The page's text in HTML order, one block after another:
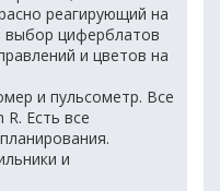
реагирующий на
циферблатов
и цветов на
и пульсометр. Все
Есть все
и